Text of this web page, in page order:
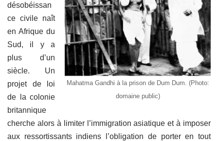
Mahatma Gandhi à la prison de Dum Dum. (Photo:
domaine public)
désobéissan
ce civile naît
en Afrique du
Sud, il y a
plus d’un
siècle. Un
projet de loi
de la colonie
britannique
cherche alors à limiter l’immigration asiatique et à imposer
aux ressortissants indiens l’obligation de porter en tout